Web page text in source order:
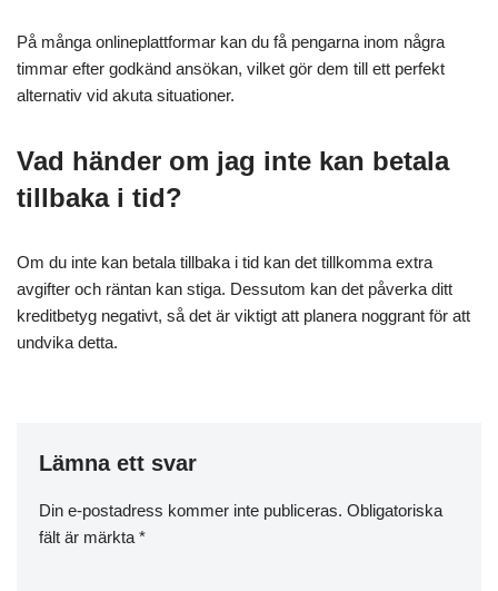
På många onlineplattformar kan du få pengarna inom några
timmar efter godkänd ansökan, vilket gör dem till ett perfekt
alternativ vid akuta situationer.
Vad händer om jag inte kan betala
tillbaka i tid?
Om du inte kan betala tillbaka i tid kan det tillkomma extra
avgifter och räntan kan stiga. Dessutom kan det påverka ditt
kreditbetyg negativt, så det är viktigt att planera noggrant för att
undvika detta.
Lämna ett svar
Din e-postadress kommer inte publiceras. Obligatoriska
fält är märkta *